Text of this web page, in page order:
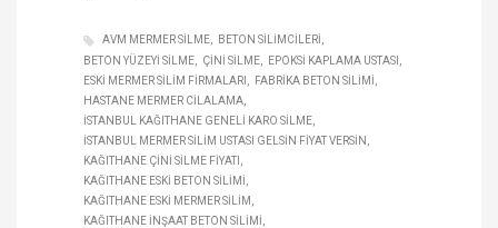
AVM MERMER SILME
BETON SILIMCILERI
BETON YÜZEYI SILME
ÇINI SILME
EPOKSI KAPLAMA USTASI
ESKI MERMER SILIM FIRMALARI
FABRIKA BETON SILIMI
HASTANE MERMER CILALAMA
İSTANBUL KAĞITHANE GENELI KARO SILME
İSTANBUL MERMER SILIM USTASI GELSIN FIYAT VERSIN
KAĞITHANE ÇINI SILME FIYATI
KAĞITHANE ESKI BETON SILIMI
KAĞITHANE ESKI MERMER SILIM
KAĞITHANE INŞAAT BETON SILIMI